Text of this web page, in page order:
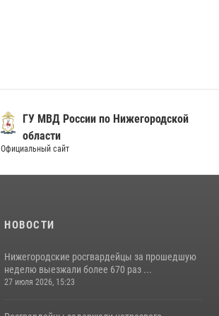
ГУ МВД России по Нижегородской
области
Официальный сайт
НОВОСТИ
Нижегородские росгвардейцы за прошедшую
неделю выезжали более 670 раз ...
27 июля 2026, 15:23